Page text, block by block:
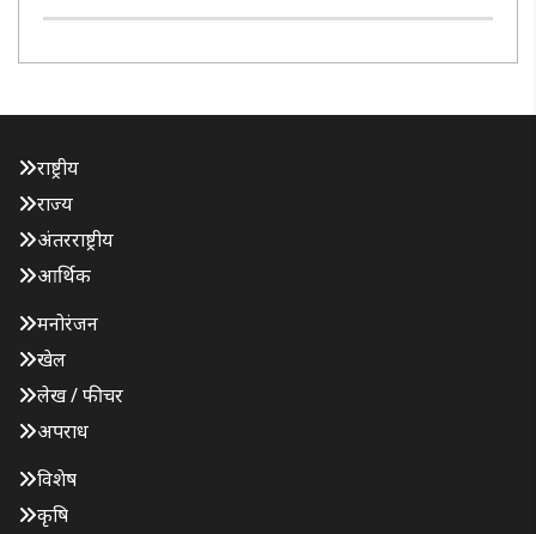
राष्ट्रीय
राज्य
अंतरराष्ट्रीय
आर्थिक
मनोरंजन
खेल
लेख / फीचर
अपराध
विशेष
कृषि